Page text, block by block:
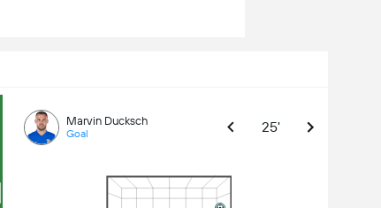
Marvin Ducksch
Goal 25'